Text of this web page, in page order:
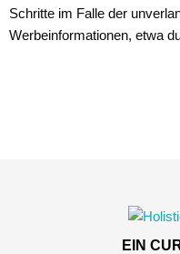
Schritte im Falle der
Werbeinformationen, etwa
EIN